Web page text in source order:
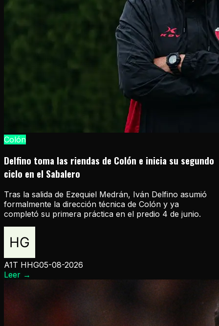
Colón
Delfino toma las riendas de Colón e inicia su segundo
ciclo en el Sabalero
Tras la salida de Ezequiel Medrán, Iván Delfino asumió
formalmente la dirección técnica de Colón y ya
completó su primera práctica en el predio 4 de junio.
A1T HHG05-08-2026
Leer →